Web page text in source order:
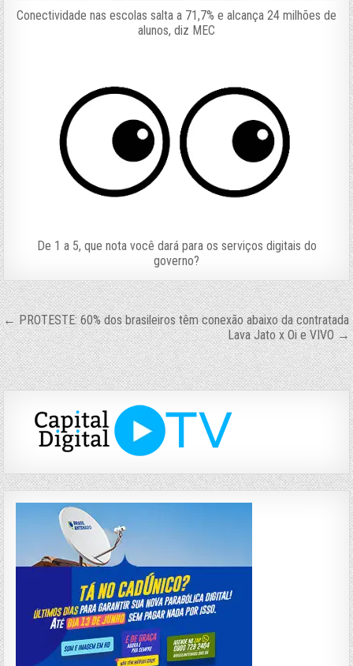
Conectividade nas escolas salta a 71,7% e alcança 24 milhões de
alunos, diz MEC
De 1 a 5, que nota você dará para os serviços digitais do
governo?
Navegação
de
Post
← PROTESTE: 60% dos brasileiros têm conexão abaixo da contratada
Lava Jato x Oi e VIVO →